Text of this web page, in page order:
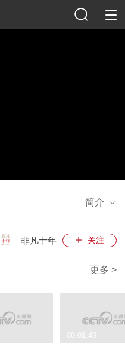
简介
关注
非凡十年
更多 >
00:01:49